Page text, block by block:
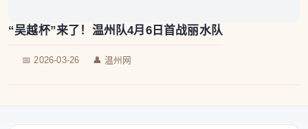
“吴越杯”来了！温州队4月6日首战丽水队
📅 2026-03-26 👤 温州网